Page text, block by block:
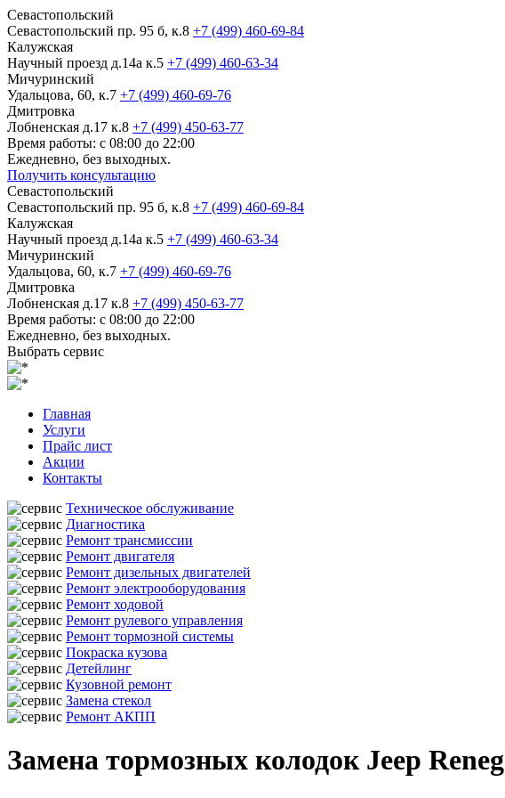
Севастопольский
Севастопольский пр. 95 б, к.8 +7 (499) 460-69-84
Калужская
Научный проезд д.14а к.5 +7 (499) 460-63-34
Мичуринский
Удальцова, 60, к.7 +7 (499) 460-69-76
Дмитровка
Лобненская д.17 к.8 +7 (499) 450-63-77
Время работы: с 08:00 до 22:00
Ежедневно, без выходных.
Получить консультацию
Севастопольский
Севастопольский пр. 95 б, к.8 +7 (499) 460-69-84
Калужская
Научный проезд д.14а к.5 +7 (499) 460-63-34
Мичуринский
Удальцова, 60, к.7 +7 (499) 460-69-76
Дмитровка
Лобненская д.17 к.8 +7 (499) 450-63-77
Время работы: с 08:00 до 22:00
Ежедневно, без выходных.
Выбрать сервис
Главная
Услуги
Прайс лист
Акции
Контакты
Техническое обслуживание
Диагностика
Ремонт трансмиссии
Ремонт двигателя
Ремонт дизельных двигателей
Ремонт электрооборудования
Ремонт ходовой
Ремонт рулевого управления
Ремонт тормозной системы
Покраска кузова
Детейлинг
Кузовной ремонт
Замена стекол
Ремонт АКПП
Замена тормозных колодок Jeep